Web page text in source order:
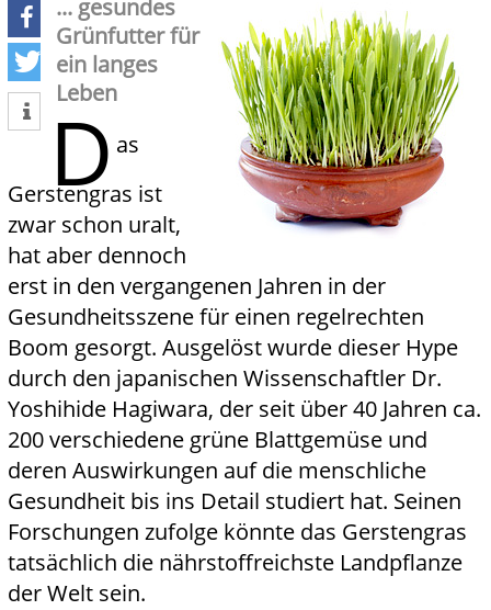
teilen
tweet
... gesundes
Grünfutter für
ein langes
Leben
D as
Gerstengras ist
zwar schon uralt,
hat aber dennoch
erst in den vergangenen Jahren in der
Gesundheitsszene für einen regelrechten
Boom gesorgt. Ausgelöst wurde dieser Hype
durch den japanischen Wissenschaftler Dr.
Yoshihide Hagiwara, der seit über 40 Jahren ca.
200 verschiedene grüne Blattgemüse und
deren Auswirkungen auf die menschliche
Gesundheit bis ins Detail studiert hat. Seinen
Forschungen zufolge könnte das Gerstengras
tatsächlich die nährstoffreichste Landpflanze
der Welt sein.